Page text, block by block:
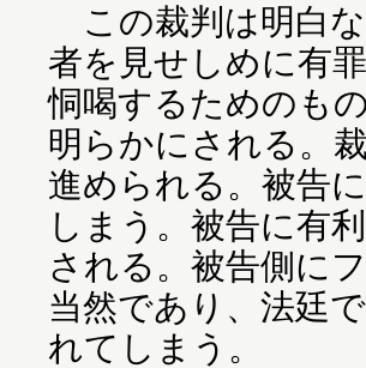
この裁判は明白
者を見せしめに有
恫喝するためのも
明らかにされる。
進められる。被告
しまう。被告に有
される。被告側に
当然であり、法廷
れてしまう。